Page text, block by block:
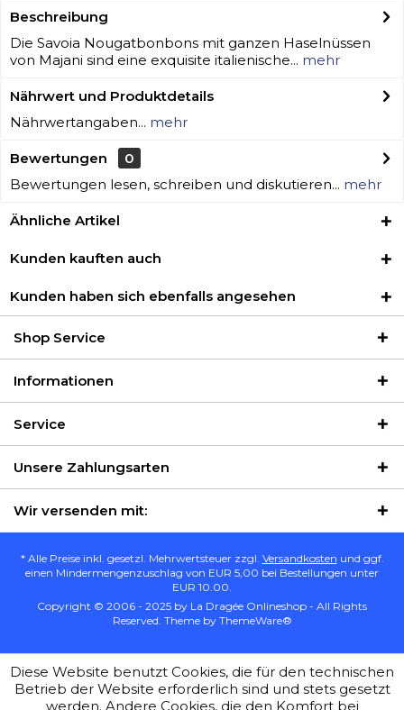
Beschreibung
Die Savoia Nougatbonbons mit ganzen Haselnüssen
von Majani sind eine exquisite italienische... mehr
Nährwert und Produktdetails
Nährwertangaben... mehr
Bewertungen
0
Bewertungen lesen, schreiben und diskutieren... mehr
Ähnliche Artikel
Kunden kauften auch
Kunden haben sich ebenfalls angesehen
Shop Service
Informationen
Service
Unsere Zahlungsarten
Wir versenden mit:
* Alle Preise inkl. gesetzl. Mehrwertsteuer zzgl. Versandkosten und ggf.
einen Mindermengenzuschlag von EUR 5,00 bei Bestellungen unter
EUR 10.00.
Copyright © 2006 - 2025 by La Dragée Onlineshop - All Rights
Reserved. Theme by ThemeWare®
Diese Website benutzt Cookies, die für den technischen
Betrieb der Website erforderlich sind und stets gesetzt
werden. Andere Cookies, die den Komfort bei